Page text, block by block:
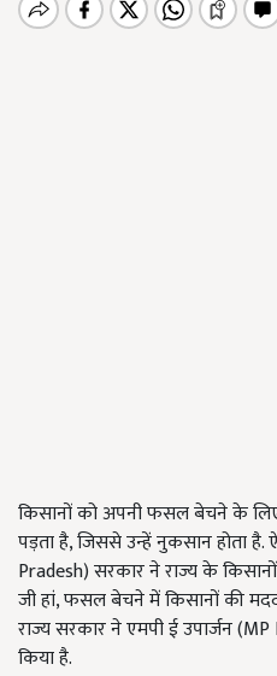
किसानों को अपनी फसल बेचने के
पड़ता है, जिससे उन्हें नुकसान होता
Pradesh) सरकार ने राज्य के
जी हां, फसल बेचने में किसानों की
राज्य सरकार ने एमपी ई उपार्जन
किया है.